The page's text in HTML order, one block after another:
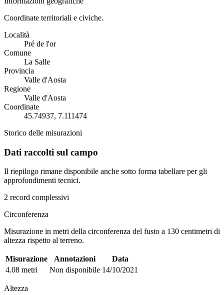
Coordinate territoriali e civiche.
Località
Pré de l'or
Comune
La Salle
Provincia
Valle d'Aosta
Regione
Valle d'Aosta
Coordinate
45.74937, 7.111474
Storico delle misurazioni
Dati raccolti sul campo
Il riepilogo rimane disponibile anche sotto forma tabellare per gli
approfondimenti tecnici.
2 record complessivi
Circonferenza
Misurazione in metri della circonferenza del fusto a 130 centimetri di
altezza rispetto al terreno.
Misurazione Annotazioni
Data
4.08 metri
Non disponibile 14/10/2021
Altezza